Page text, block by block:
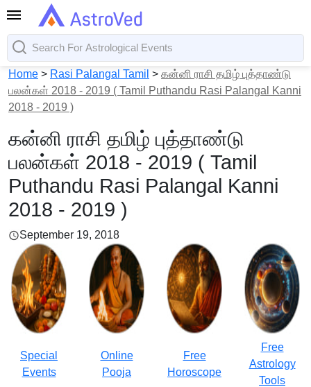
Home > Rasi Palangal Tamil > கன்னி ராசி தமிழ் புத்தாண்டு
பலன்கள் 2018 - 2019 ( Tamil Puthandu Rasi Palangal Kanni
2018 - 2019 )
கன்னி ராசி தமிழ் புத்தாண்டு
பலன்கள் 2018 - 2019 ( Tamil
Puthandu Rasi Palangal Kanni
2018 - 2019 )
September 19, 2018
Special
Events
Online
Pooja
Free
Horoscope
Free
Astrology
Tools